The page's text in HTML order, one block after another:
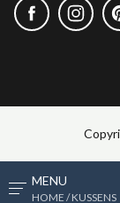
MENU
HOME / KUSSENS